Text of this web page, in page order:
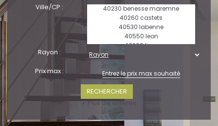
Ville/CP :
Rayon :
Prix max :
+ Plus de critères